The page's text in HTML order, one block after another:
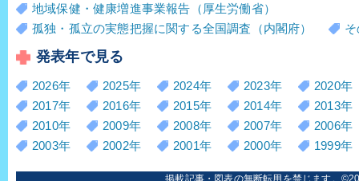
地域保健・健康増進事業報告（厚生労働省）
孤独・孤立の実態把握に関する全国調査（内閣府）
発表年で見る
2026年 2025年 2024年 2023年
2020年
2017年
2016年 2015年 2014年
2013年
2010年
2009年 2008年 2007年
2006年
2003年
2002年 2001年 2000年 1999年
掲載記事・図表の無断転用を禁じます。